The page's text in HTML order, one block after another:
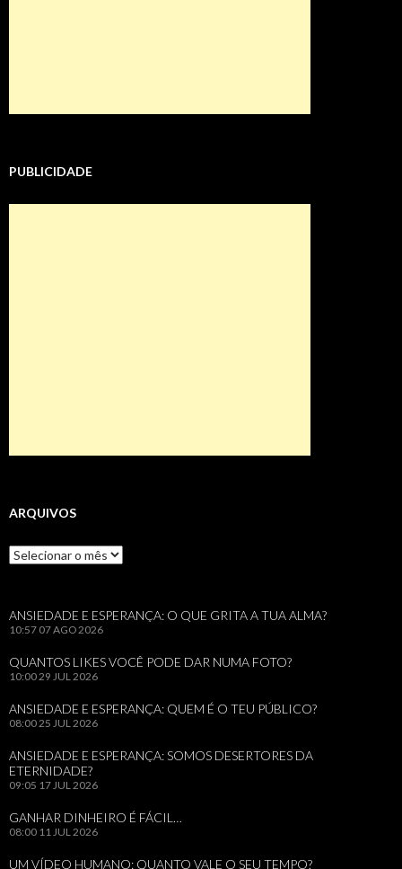
PUBLICIDADE
ARQUIVOS
Arquivos
ANSIEDADE E ESPERANÇA: O QUE GRITA A TUA ALMA?
10:57 07 AGO 2026
QUANTOS LIKES VOCÊ PODE DAR NUMA FOTO?
10:00 29 JUL 2026
ANSIEDADE E ESPERANÇA: QUEM É O TEU PÚBLICO?
08:00 25 JUL 2026
ANSIEDADE E ESPERANÇA: SOMOS DESERTORES DA
ETERNIDADE?
09:05 17 JUL 2026
GANHAR DINHEIRO É FÁCIL…
08:00 11 JUL 2026
UM VÍDEO HUMANO: QUANTO VALE O SEU TEMPO?